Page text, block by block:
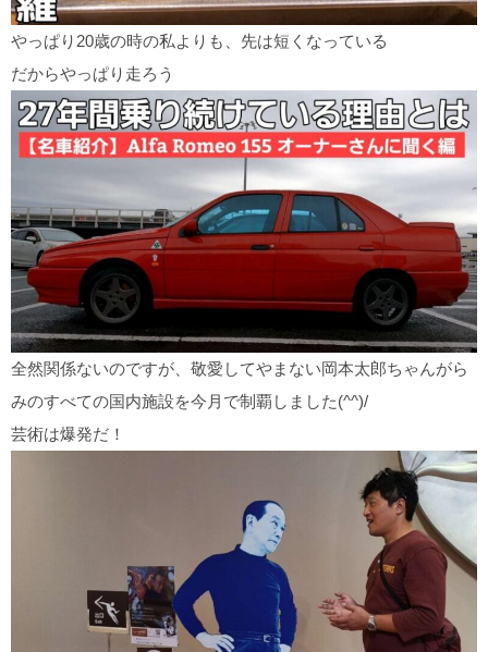
やっぱり20歳の時の私よりも、先は短くなっている
だからやっぱり走ろう
全然関係ないのですが、敬愛してやまない岡本太郎ちゃんがら
みのすべての国内施設を今月で制覇しました(^^)/
芸術は爆発だ！